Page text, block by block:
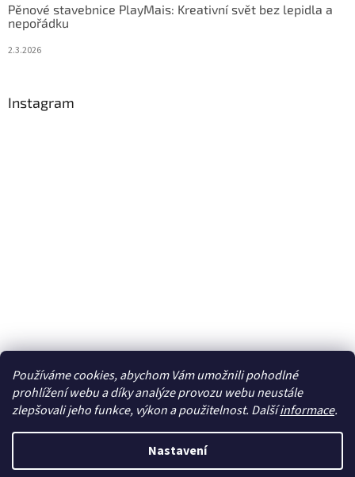
Používáme cookies, abychom Vám umožnili pohodlné
prohlížení webu a díky analýze provozu webu neustále
zlepšovali jeho funkce, výkon a použitelnost. Dalšíinformace.
Nastavení
Pěnové stavebnice PlayMais: Kreativní svět bez lepidla a
nepořádku
2.3.2026
Instagram
Sledovat na Instagramu